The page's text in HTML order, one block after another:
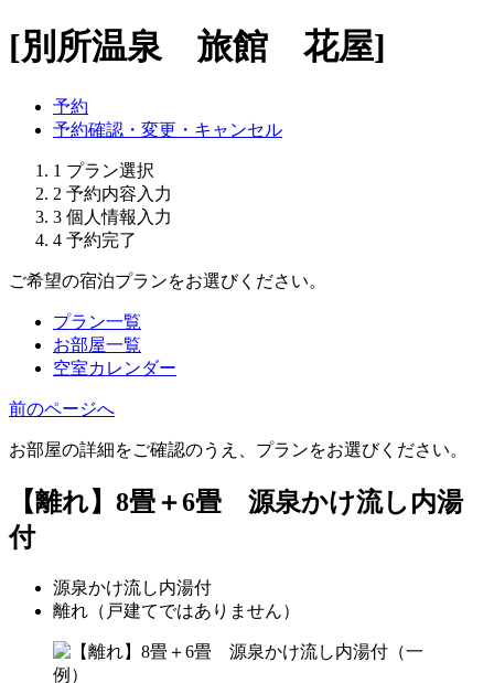
[別所温泉 旅館 花屋]
予約
予約確認・変更・キャンセル
1 プラン選択
2 予約内容入力
3 個人情報入力
4 予約完了
ご希望の宿泊プランをお選びください。
プラン一覧
お部屋一覧
空室カレンダー
前のページへ
お部屋の詳細をご確認のうえ、プランをお選びください。
【離れ】8畳＋6畳 源泉かけ流し内湯
付
源泉かけ流し内湯付
離れ（戸建てではありません）